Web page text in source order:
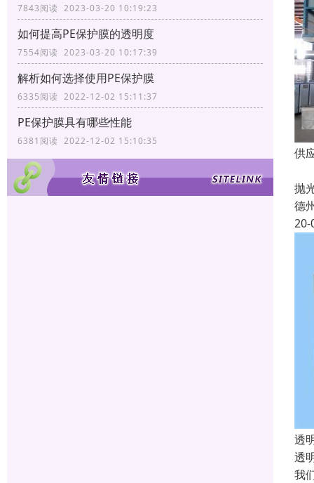
7843阅读 2023-03-20 10:19:23
如何提高PE保护膜的透明度
7554阅读 2023-03-20 10:17:39
解析如何选择使用PE保护膜
6335阅读 2022-12-02 15:11:37
PE保护膜具有哪些性能
6381阅读 2022-12-02 15:10:35
供
抛
德
20-
透
透
我